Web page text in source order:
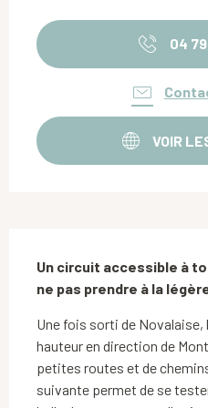
04
VOIR
Un circuit accessible à
ne pas prendre à la
Une fois sorti de Novalaise,
hauteur en direction de
petites routes et de
suivante permet de se